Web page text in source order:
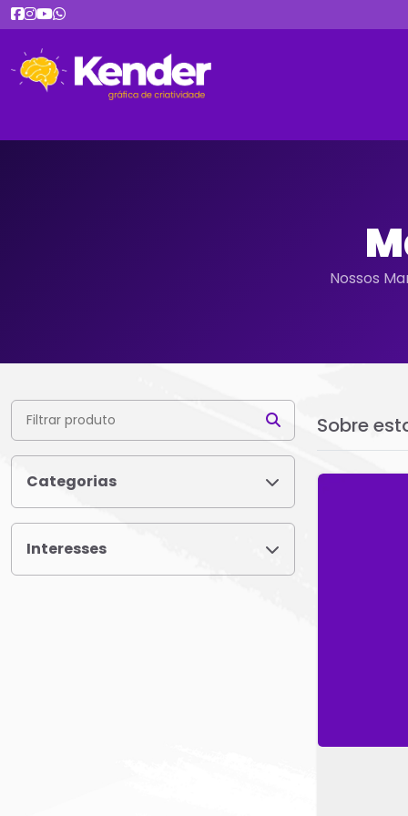
Nossos
Categorias
Interesses
Sobre